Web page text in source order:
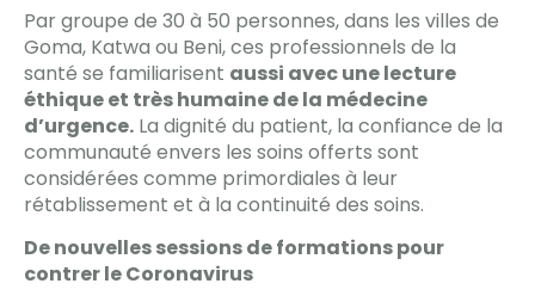
Par groupe de 30 à 50 personnes, dans les villes de
Goma, Katwa ou Beni, ces professionnels de la
santé se familiarisent aussi avec une lecture
éthique et très humaine de la médecine
d’urgence. La dignité du patient, la confiance de la
communauté envers les soins offerts sont
considérées comme primordiales à leur
rétablissement et à la continuité des soins.
De nouvelles sessions de formations pour
contrer le Coronavirus